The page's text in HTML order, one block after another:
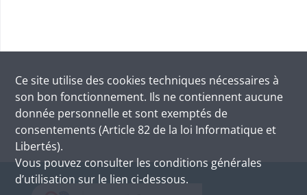
Ce site utilise des cookies techniques nécessaires à
son bon fonctionnement. Ils ne contiennent aucune
donnée personnelle et sont exemptés de
consentements (Article 82 de la loi Informatique et
Libertés).
Vous pouvez consulter les conditions générales
d’utilisation sur le lien ci-dessous.